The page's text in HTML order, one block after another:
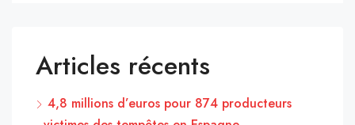
Articles récents
4,8 millions d’euros pour 874 producteurs